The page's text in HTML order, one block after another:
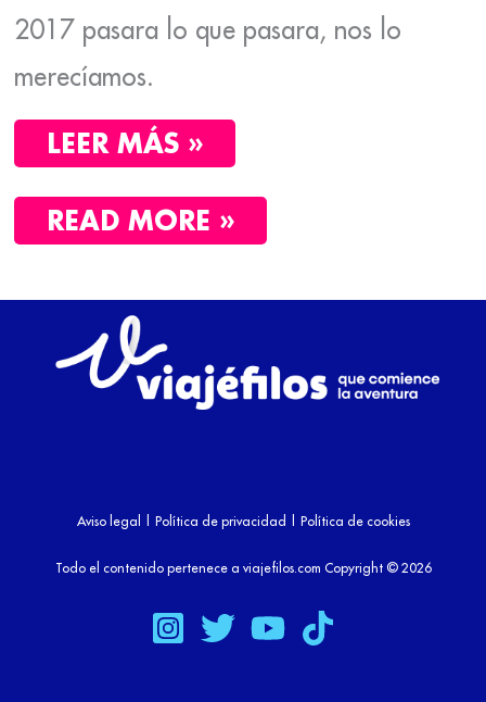
2017 pasara lo que pasara, nos lo
merecíamos.
LEER MÁS »
READ MORE »
Aviso legal Política de privacidad Política de cookies
Todo el contenido pertenece a viajefilos.com Copyright © 2026